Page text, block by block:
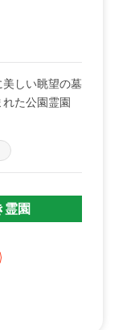
しい眺望の墓
た公園霊園
高台の為見
。
みうりラン
な立地です。
ており、お
れており設
霊園